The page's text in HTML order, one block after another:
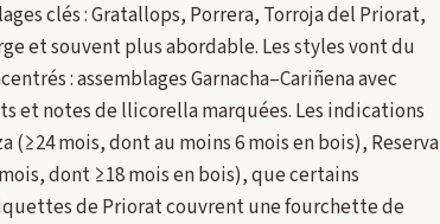
clés : Gratallops, Porrera, Torroja del Priorat,
et souvent plus abordable. Les styles vont du
: assemblages Garnacha–Cariñena avec
et notes de llicorella marquées. Les indications
(≥24 mois, dont au moins 6 mois en bois), Reserva
dont ≥18 mois en bois), que certains
de Priorat couvrent une fourchette de